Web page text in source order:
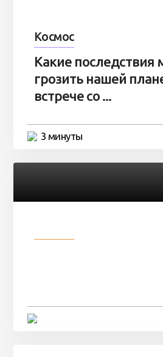
Космос
Какие последствия
грозить нашей
встрече со ...
3 минуты